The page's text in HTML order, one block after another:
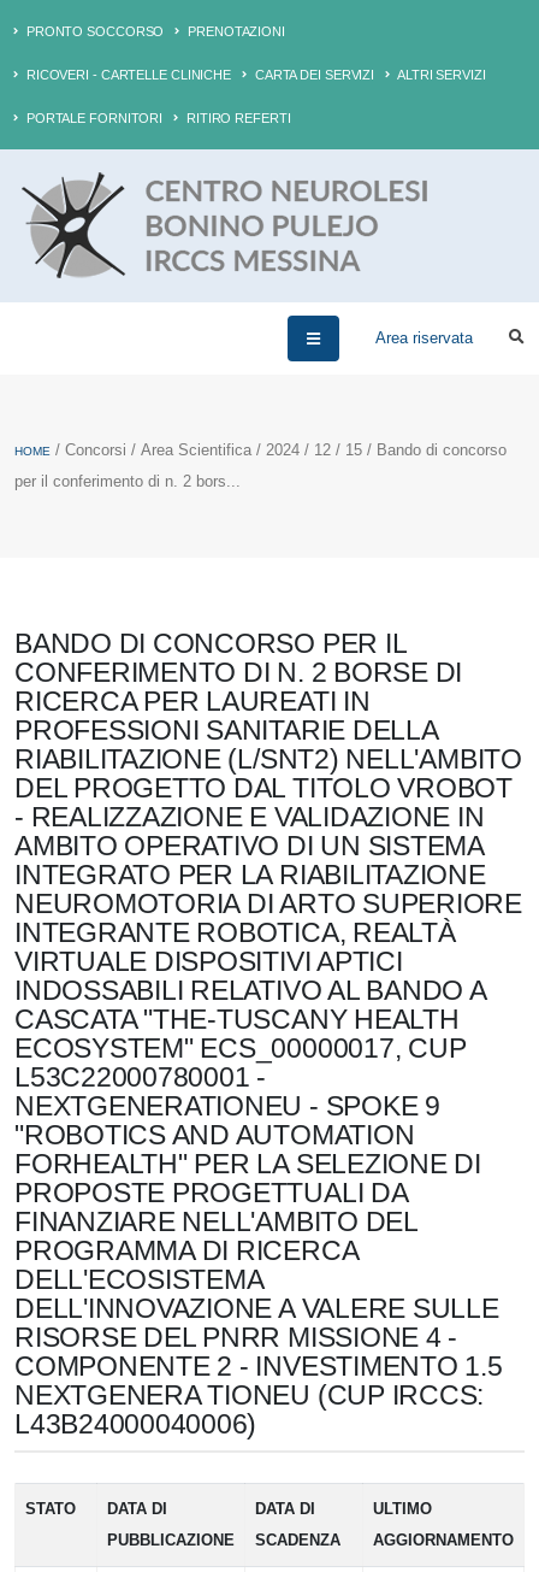
PRONTO SOCCORSO PRENOTAZIONI
RICOVERI - CARTELLE CLINICHE CARTA DEI SERVIZI ALTRI SERVIZI
PORTALE FORNITORI RITIRO REFERTI
Area riservata
HOME / Concorsi / Area Scientifica / 2024 / 12 / 15 / Bando di concorso
per il conferimento di n. 2 bors...
BANDO DI CONCORSO PER IL
CONFERIMENTO DI N. 2 BORSE DI
RICERCA PER LAUREATI IN
PROFESSIONI SANITARIE DELLA
RIABILITAZIONE (L/SNT2) NELL'AMBITO
DEL PROGETTO DAL TITOLO VROBOT
- REALIZZAZIONE E VALIDAZIONE IN
AMBITO OPERATIVO DI UN SISTEMA
INTEGRATO PER LA RIABILITAZIONE
NEUROMOTORIA DI ARTO SUPERIORE
INTEGRANTE ROBOTICA, REALTÀ
VIRTUALE DISPOSITIVI APTICI
INDOSSABILI RELATIVO AL BANDO A
CASCATA "THE-TUSCANY HEALTH
ECOSYSTEM" ECS_00000017, CUP
L53C22000780001 -
NEXTGENERATIONEU - SPOKE 9
"ROBOTICS AND AUTOMATION
FORHEALTH" PER LA SELEZIONE DI
PROPOSTE PROGETTUALI DA
FINANZIARE NELL'AMBITO DEL
PROGRAMMA DI RICERCA
DELL'ECOSISTEMA
DELL'INNOVAZIONE A VALERE SULLE
RISORSE DEL PNRR MISSIONE 4 -
COMPONENTE 2 - INVESTIMENTO 1.5
NEXTGENERA TIONEU (CUP IRCCS:
L43B24000040006)
STATO
DATA DI
PUBBLICAZIONE
DATA DI
SCADENZA
ULTIMO
AGGIORNAMENTO